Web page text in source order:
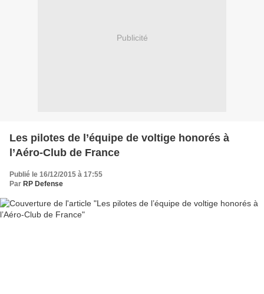
Publicité
Les pilotes de l’équipe de voltige honorés à
l’Aéro-Club de France
Publié le 16/12/2015 à 17:55
Par RP Defense